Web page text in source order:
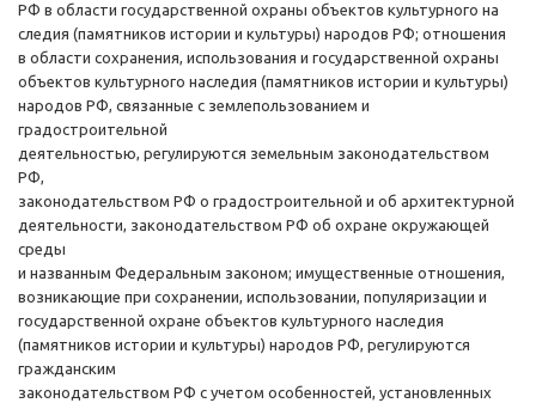
РФ в области государственной охраны объектов культурного на
следия (памятников истории и культуры) народов РФ; отношения
в области сохранения, использования и государственной охраны
объектов культурного наследия (памятников истории и культуры)
народов РФ, связанные с землепользованием и
градостроительной
деятельностью, регулируются земельным законодательством
РФ,
законодательством РФ о градостроительной и об архитектурной
деятельности, законодательством РФ об охране окружающей
среды
и названным Федеральным законом; имущественные отношения,
возникающие при сохранении, использовании, популяризации и
государственной охране объектов культурного наследия
(памятников истории и культуры) народов РФ, регулируются
гражданским
законодательством РФ с учетом особенностей, установленных